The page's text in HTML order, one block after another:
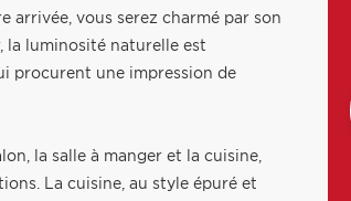
vous serez charmé par son
la luminosité naturelle est
procurent une impression de
la salle à manger et la cuisine,
La cuisine, au style épuré et